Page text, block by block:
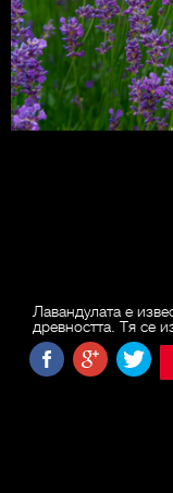
Лавандулата е
древността. Тя се